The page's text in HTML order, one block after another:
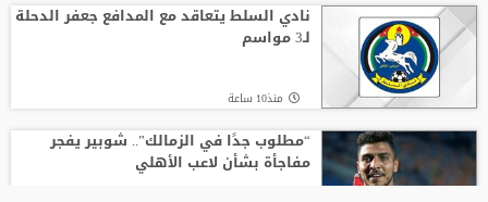
نادي السلط يتعاقد مع المدافع جعفر الدحلة
لـ3 مواسم
منذ10 ساعة
“مطلوب جدًا في الزمالك”.. شوبير يفجر
مفاجأة بشأن لاعب الأهلي